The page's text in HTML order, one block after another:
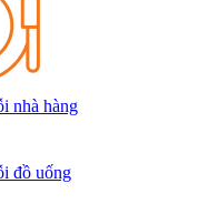
nhà hàng
đồ uống